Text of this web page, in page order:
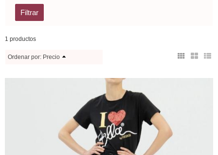
1 productos
Ordenar por: Precio